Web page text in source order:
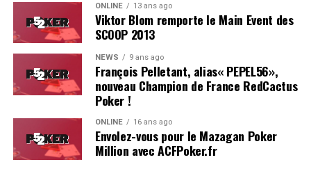
Soleau à gauche, sorti par Logghe au centre
ONLINE 13 ans ago
Viktor Blom remporte le Main Event des
SCOOP 2013
NEWS 9 ans ago
François Pelletant, alias« PEPEL56»,
nouveau Champion de France RedCactus
Poker !
ONLINE 16 ans ago
Envolez-vous pour le Mazagan Poker
Million avec ACFPoker.fr